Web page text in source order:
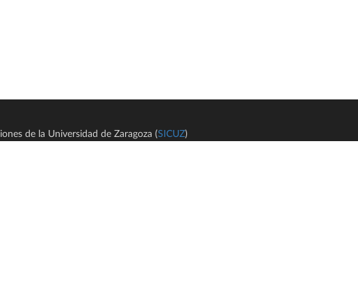
de la Universidad de Zaragoza (SICUZ)